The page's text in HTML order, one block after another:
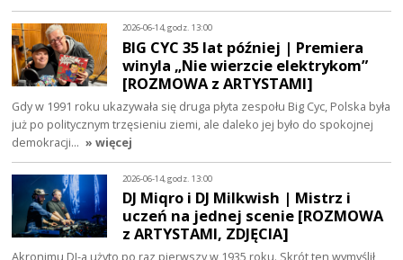
2026-06-14, godz. 13:00
BIG CYC 35 lat później | Premiera
winyla „Nie wierzcie elektrykom”
[ROZMOWA z ARTYSTAMI]
Gdy w 1991 roku ukazywała się druga płyta zespołu Big Cyc, Polska była
już po politycznym trzęsieniu ziemi, ale daleko jej było do spokojnej
demokracji… » więcej
2026-06-14, godz. 13:00
DJ Miqro i DJ Milkwish | Mistrz i
uczeń na jednej scenie [ROZMOWA
z ARTYSTAMI, ZDJĘCIA]
Akronimu DJ-a użyto po raz pierwszy w 1935 roku. Skrót ten wymyślił